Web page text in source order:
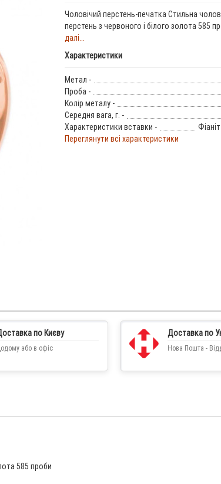
Чоловічий перстень-печатка Стильна
перстень з червоного і білого золота 585
далі...
Характеристики
Метал -
Проба -
Колір металу -
Середня вага, г. -
Характеристики вставки -
Переглянути всі характеристики
по Києву
або в офіс
Доставка по
Нова Пошта -
585 проби